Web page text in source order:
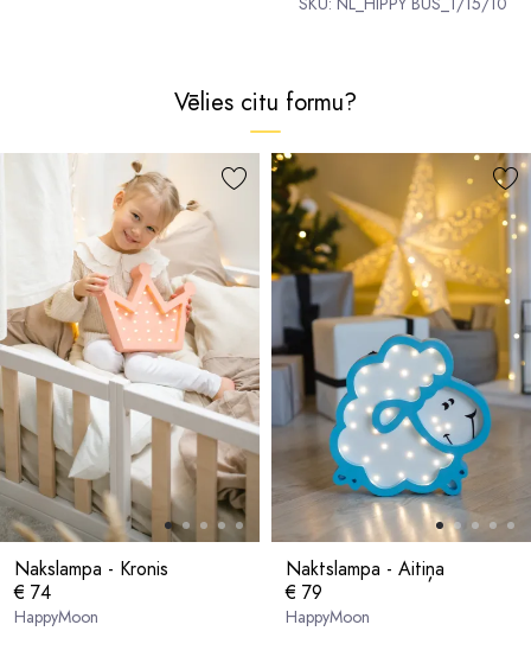
Vēlies citu formu?
Nakslampa - Kronis
€ 74
HappyMoon
Naktslampa - Aitiņa
€ 79
HappyMoon